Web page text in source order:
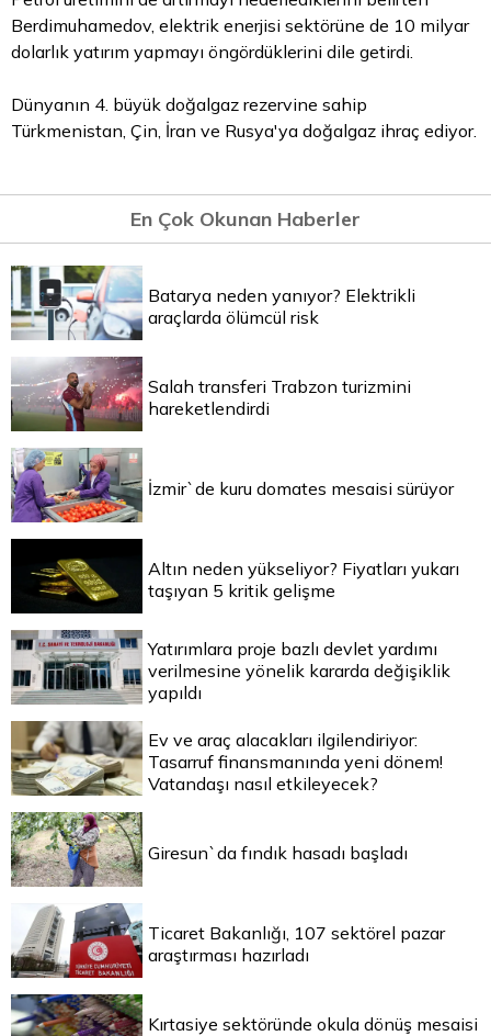
Berdimuhamedov, elektrik enerjisi sektörüne de 10 milyar
dolarlık yatırım yapmayı öngördüklerini dile getirdi.
Dünyanın 4. büyük doğalgaz rezervine sahip
Türkmenistan, Çin, İran ve Rusya'ya doğalgaz ihraç ediyor.
En Çok Okunan Haberler
Batarya neden yanıyor? Elektrikli
araçlarda ölümcül risk
Salah transferi Trabzon turizmini
hareketlendirdi
İzmir`de kuru domates mesaisi sürüyor
Altın neden yükseliyor? Fiyatları yukarı
taşıyan 5 kritik gelişme
Yatırımlara proje bazlı devlet yardımı
verilmesine yönelik kararda değişiklik
yapıldı
Ev ve araç alacakları ilgilendiriyor:
Tasarruf finansmanında yeni dönem!
Vatandaşı nasıl etkileyecek?
Giresun`da fındık hasadı başladı
Ticaret Bakanlığı, 107 sektörel pazar
araştırması hazırladı
Kırtasiye sektöründe okula dönüş mesaisi